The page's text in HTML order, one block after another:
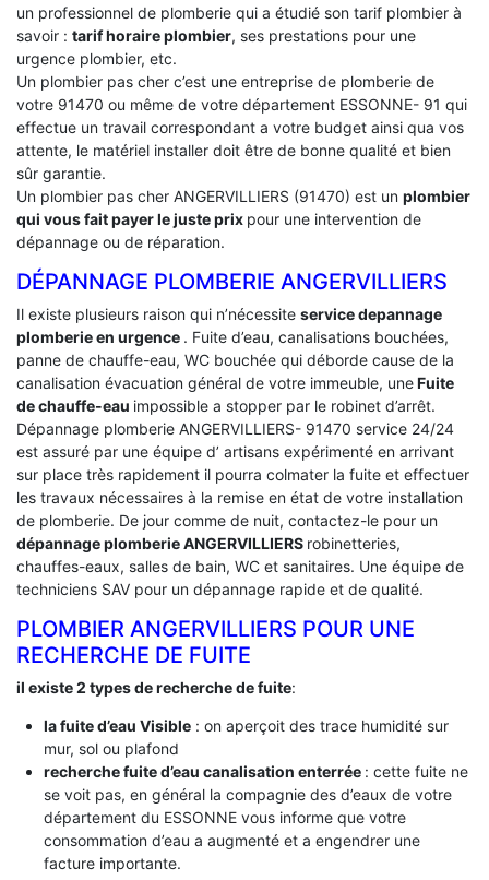
un professionnel de plomberie qui a étudié son tarif plombier à
savoir : tarif horaire plombier, ses prestations pour une
urgence plombier, etc.
Un plombier pas cher c’est une entreprise de plomberie de
votre 91470 ou même de votre département ESSONNE- 91 qui
effectue un travail correspondant a votre budget ainsi qua vos
attente, le matériel installer doit être de bonne qualité et bien
sûr garantie.
Un plombier pas cher ANGERVILLIERS (91470) est un plombier
qui vous fait payer le juste prix pour une intervention de
dépannage ou de réparation.
DÉPANNAGE PLOMBERIE ANGERVILLIERS
Il existe plusieurs raison qui n’nécessite service depannage
plomberie en urgence . Fuite d’eau, canalisations bouchées,
panne de chauffe-eau, WC bouchée qui déborde cause de la
canalisation évacuation général de votre immeuble, uneFuite
de chauffe-eau impossible a stopper par le robinet d’arrêt.
Dépannage plomberie ANGERVILLIERS- 91470 service 24/24
est assuré par une équipe d’ artisans expérimenté en arrivant
sur place très rapidement il pourra colmater la fuite et effectuer
les travaux nécessaires à la remise en état de votre installation
de plomberie. De jour comme de nuit, contactez-le pour un
dépannage plomberie ANGERVILLIERS robinetteries,
chauffes-eaux, salles de bain, WC et sanitaires. Une équipe de
techniciens SAV pour un dépannage rapide et de qualité.
PLOMBIER ANGERVILLIERS POUR UNE
RECHERCHE DE FUITE
il existe 2 types de recherche de fuite:
la fuite d’eau Visible: on aperçoit des trace humidité sur
mur, sol ou plafond
recherche fuite d’eau canalisation enterrée : cette fuite ne
se voit pas, en général la compagnie des d’eaux de votre
département du ESSONNE vous informe que votre
consommation d’eau a augmenté et a engendrer une
facture importante.